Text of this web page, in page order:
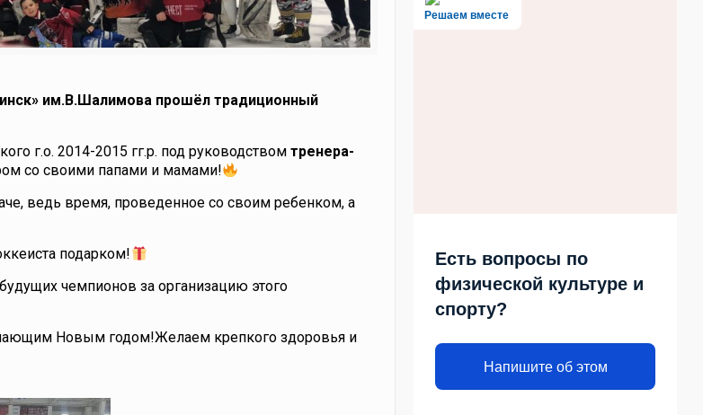
им.В.Шалимова прошёл традиционный
г.о. 2014-2015 гг.р. под руководствомтренера-
со своими папами и мамами!
ведь время, проведенное со своим ребенком, а
подарком!
чемпионов за организацию этого
Новым годом!Желаем крепкого здоровья и
Решаем вместе
Есть вопросы по
физической культуре и
спорту?
Напишите об этом